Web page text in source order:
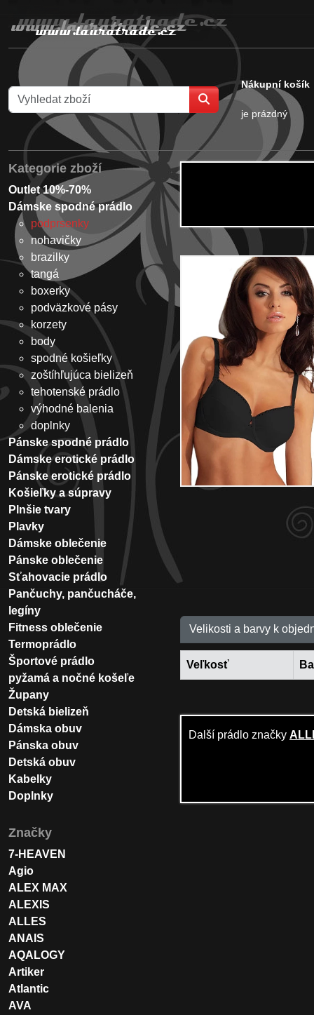
Nákupní košík
je prázdný
Velikosti a barvy k
Veľkosť
Další prádlo značky
Kategorie zboží
Outlet 10%-70%
Dámske spodné prádlo
podprsenky
nohavičky
brazilky
tangá
boxerky
podväzkové pásy
korzety
body
spodné košieľky
zoštíhľujúca bielizeň
tehotenské prádlo
výhodné balenia
doplnky
Pánske spodné prádlo
Dámske erotické prádlo
Pánske erotické prádlo
Košieľky a súpravy
Plnšie tvary
Plavky
Dámske oblečenie
Pánske oblečenie
Sťahovacie prádlo
Pančuchy, pančucháče,
legíny
Fitness oblečenie
Termoprádlo
Športové prádlo
pyžamá a nočné košeľe
Župany
Detská bielizeň
Dámska obuv
Pánska obuv
Detská obuv
Kabelky
Doplnky
Značky
7-HEAVEN
Agio
ALEX MAX
ALEXIS
ALLES
ANAIS
AQALOGY
Artiker
Atlantic
AVA